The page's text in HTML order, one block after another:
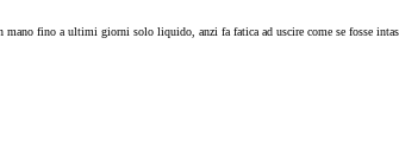
fino a ultimi giorni solo liquido, anzi fa fatica ad uscire come se fosse